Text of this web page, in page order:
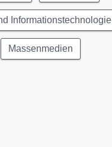
Informationstechnologie
Massenmedien